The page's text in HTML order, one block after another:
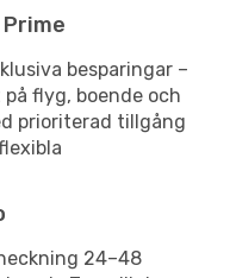
besparingar –
flyg, boende och
prioriterad tillgång
24–48